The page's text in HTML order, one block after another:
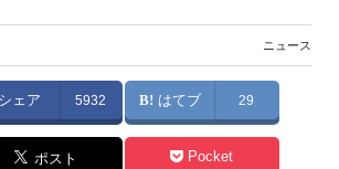
ニュース
シェア 5932 はてブ 29
ポスト Pocket